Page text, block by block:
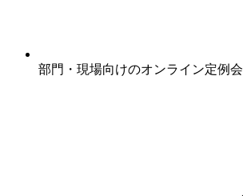
部門・現場向けのオンライン定例会